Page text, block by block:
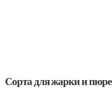
Сорта для жарки и пюре